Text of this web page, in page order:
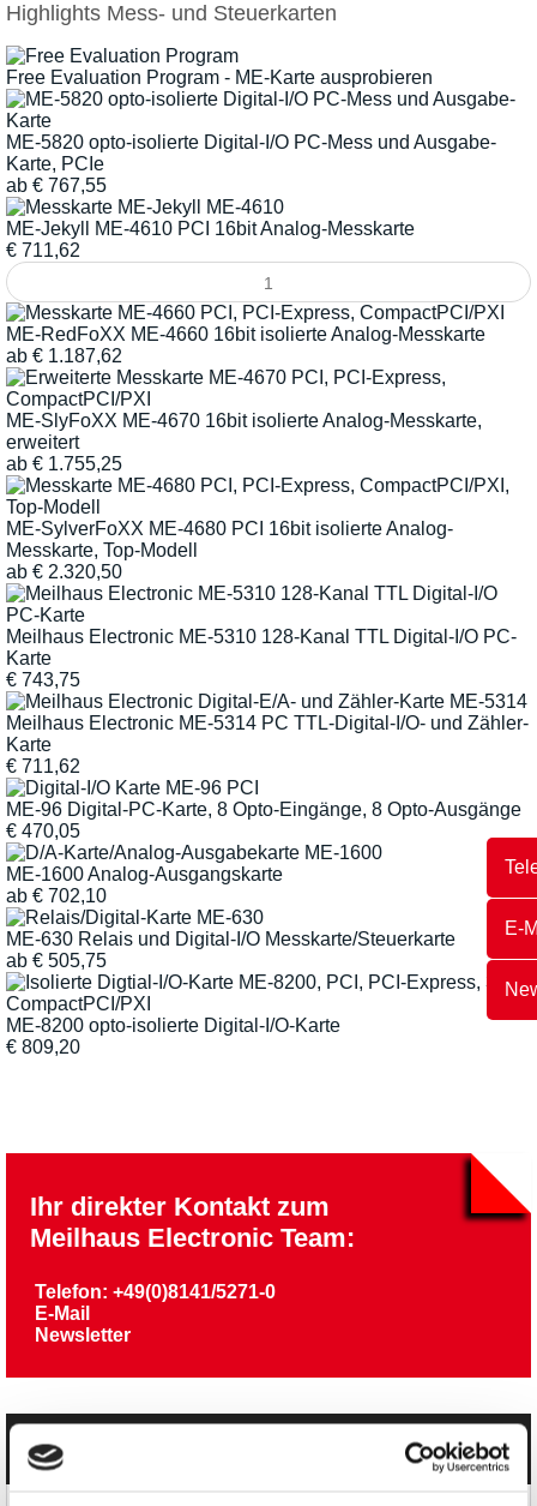
E-
Highlights Mess- und Steuerkarten
Free Evaluation Program - ME-Karte ausprobieren
ME-5820 opto-isolierte Digital-I/O PC-Mess und Ausgabe-
Karte, PCIe
ab € 767,55
ME-Jekyll ME-4610 PCI 16bit Analog-Messkarte
€ 711,62
ME-RedFoXX ME-4660 16bit isolierte Analog-Messkarte
ab € 1.187,62
ME-SlyFoXX ME-4670 16bit isolierte Analog-Messkarte,
erweitert
ab € 1.755,25
ME-SylverFoXX ME-4680 PCI 16bit isolierte Analog-
Messkarte, Top-Modell
ab € 2.320,50
Meilhaus Electronic ME-5310 128-Kanal TTL Digital-I/O PC-
Karte
€ 743,75
Meilhaus Electronic ME-5314 PC TTL-Digital-I/O- und Zähler-
Karte
€ 711,62
ME-96 Digital-PC-Karte, 8 Opto-Eingänge, 8 Opto-Ausgänge
€ 470,05
ME-1600 Analog-Ausgangskarte
ab € 702,10
ME-630 Relais und Digital-I/O Messkarte/Steuerkarte
ab € 505,75
ME-8200 opto-isolierte Digital-I/O-Karte
€ 809,20
Ihr direkter Kontakt zum
Meilhaus Electronic Team:
Telefon: +49(0)8141/5271-0
E-Mail
Newsletter
Kategorien